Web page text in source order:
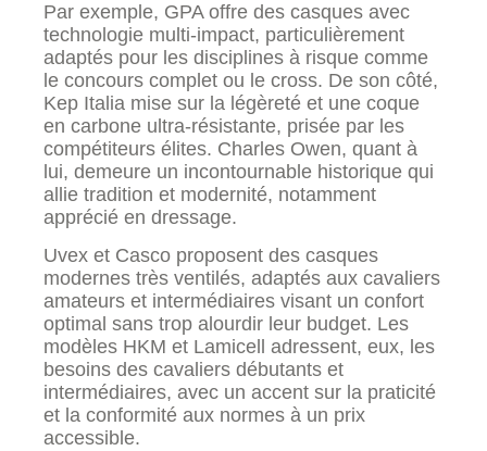
Par exemple, GPA offre des casques avec
technologie multi-impact, particulièrement
adaptés pour les disciplines à risque comme
le concours complet ou le cross. De son côté,
Kep Italia mise sur la légèreté et une coque
en carbone ultra-résistante, prisée par les
compétiteurs élites. Charles Owen, quant à
lui, demeure un incontournable historique qui
allie tradition et modernité, notamment
apprécié en dressage.
Uvex et Casco proposent des casques
modernes très ventilés, adaptés aux cavaliers
amateurs et intermédiaires visant un confort
optimal sans trop alourdir leur budget. Les
modèles HKM et Lamicell adressent, eux, les
besoins des cavaliers débutants et
intermédiaires, avec un accent sur la praticité
et la conformité aux normes à un prix
accessible.